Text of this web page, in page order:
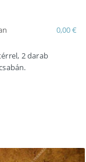
0,00 €
2 darab